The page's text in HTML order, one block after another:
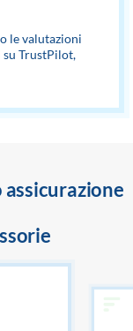
le valutazioni
TrustPilot,